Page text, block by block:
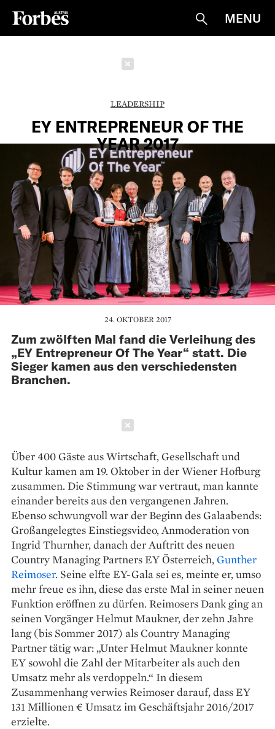
Suche
MENU
LEADERSHIP
EY ENTREPRENEUR OF THE
YEAR 2017
24. OKTOBER 2017
Zum zwölften Mal fand die Verleihung des
„EY Entrepreneur Of The Year“ statt. Die
Sieger kamen aus den verschiedensten
Branchen.
Über 400 Gäste aus Wirtschaft, Gesellschaft und
Kultur kamen am 19. Oktober in der Wiener Hofburg
zusammen. Die Stimmung war vertraut, man kannte
einander bereits aus den vergangenen Jahren.
Ebenso schwungvoll war der Beginn des Galaabends:
Großangelegtes Einstiegsvideo, Anmoderation von
Ingrid Thurnher, danach der Auftritt des neuen
Country Managing Partners EY Österreich,Gunther
Reimoser. Seine elfte EY-Gala sei es, meinte er, umso
mehr freue es ihn, diese das erste Mal in seiner neuen
Funktion eröffnen zu dürfen. Reimosers Dank ging an
seinen Vorgänger Helmut Maukner, der zehn Jahre
lang (bis Sommer 2017) als Country Managing
Partner tätig war: „Unter Helmut Maukner konnte
EY sowohl die Zahl der Mitarbeiter als auch den
Umsatz mehr als verdoppeln.“ In diesem
Zusammenhang verwies Reimoser darauf, dass EY
131 Millionen € Umsatz im Geschäftsjahr 2016/2017
erzielte.